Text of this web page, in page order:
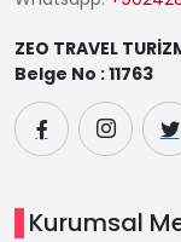
ZEO TRAVEL
Belge No : 11763
Kurumsal